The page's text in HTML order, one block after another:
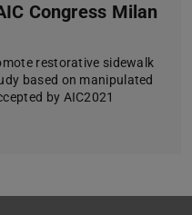
Congress Milan
restorative sidewalk
based on manipulated
by AIC2021